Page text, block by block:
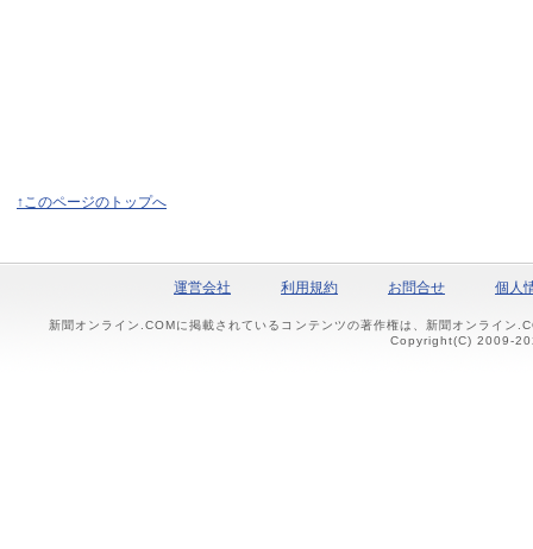
↑このページのトップへ
運営会社 利用規約 お問合せ 個人
新聞オンライン.COMに掲載されているコンテンツの著作権は、新聞オンライン
Copyright(C) 2009-